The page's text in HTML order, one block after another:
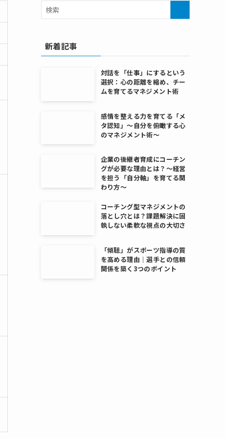
新着記事
対話を「仕事」にするという
選択：心の距離を縮め、チー
ムを育てるマネジメント術
感情を整える力を育てる「メ
タ認知」〜自分を俯瞰する心
のマネジメント術〜
企業の後継者育成にコーチン
グが必要な理由とは？～経営
を担う「自分軸」を育てる関
わり方～
コーチング型マネジメントの
落とし穴とは？課題解決に固
執しない柔軟な視点の大切さ
「傾聴」がスポーツ指導の質
を高める理由｜選手との信頼
関係を築く3つのポイント